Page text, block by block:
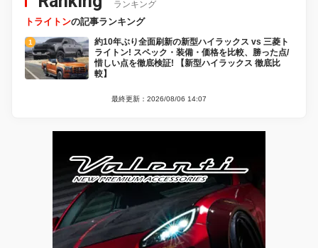
ランキング
トライトンの記事ランキング
約10年ぶり全面刷新の新型ハイラックス vs 三菱ト
ライトン! スペック・装備・価格を比較、勝った点/
惜しい点を徹底検証! 【新型ハイラックス 徹底比
較】
最終更新：2026/08/06 14:07